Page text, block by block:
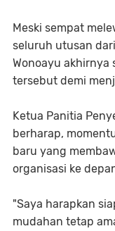
‎​Meski sempat
seluruh utusan
Wonoayu akhirnya
tersebut demi
‎Ketua Panitia
berharap,
baru yang
organisasi ke
​"Saya harapkan
mudahan tetap